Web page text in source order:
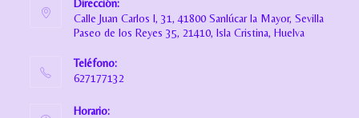
Dirección:
Calle Juan Carlos I, 31, 41800 Sanlúcar la Mayor, Sevilla
Paseo de los Reyes 35, 21410, Isla Cristina, Huelva
Teléfono:
627177132
Horario: